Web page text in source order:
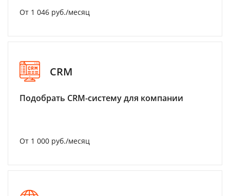
От 1 046 руб./месяц
CRM
Подобрать CRM-систему для компании
От 1 000 руб./месяц